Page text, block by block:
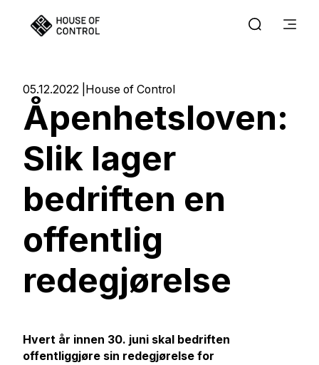
05.12.2022 House of Control
Åpenhetsloven:
Slik lager
bedriften en
offentlig
redegjørelse
Hvert år innen 30. juni skal bedriften
offentliggjøre sin redegjørelse for